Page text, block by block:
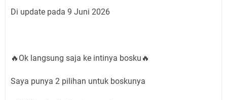
Di update pada 9 Juni 2026
🔥Ok langsung saja ke intinya bosku🔥
Saya punya 2 pilihan untuk boskunya